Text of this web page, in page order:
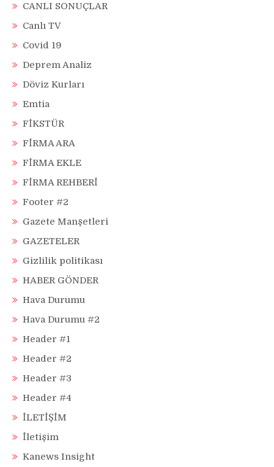
CANLI SONUÇLAR
Canlı TV
Covid 19
Deprem Analiz
Döviz Kurları
Emtia
FİKSTÜR
FİRMA ARA
FİRMA EKLE
FİRMA REHBERİ
Footer #2
Gazete Manşetleri
GAZETELER
Gizlilik politikası
HABER GÖNDER
Hava Durumu
Hava Durumu #2
Header #1
Header #2
Header #3
Header #4
İLETİŞİM
İletişim
Kanews Insight